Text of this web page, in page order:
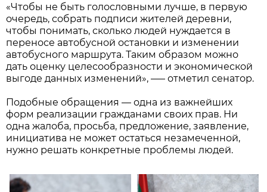
«Чтобы не быть голословными лучше, в первую
очередь, собрать подписи жителей деревни,
чтобы понимать, сколько людей нуждается в
переносе автобусной остановки и изменении
автобусного маршрута. Таким образом можно
дать оценку целесообразности и экономической
выгоде данных изменений», –— отметил сенатор.
Подобные обращения — одна из важнейших
форм реализации гражданами своих прав. Ни
одна жалоба, просьба, предложение, заявление,
инициатива не может остаться незамеченной,
нужно решать конкретные проблемы людей.